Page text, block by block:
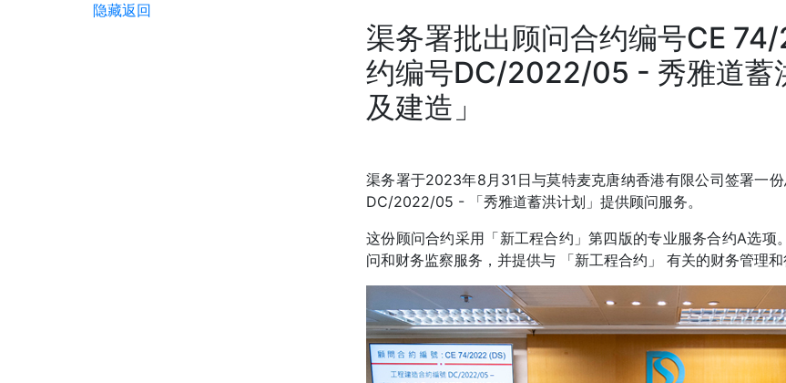
隐藏返回
渠务署批出顾问合约编号CE
约编号DC/2022/05 - 秀雅道蓄
及建造」
渠务署于2023年8月31日与莫特麦克唐纳香港有限公司签署一
DC/2022/05 - 「秀雅道蓄洪计划」提供顾问服务。
这份顾问合约采用「新工程合约」第四版的专业服务合约A选
问和财务监察服务，并提供与 「新工程合约」 有关的财务管理